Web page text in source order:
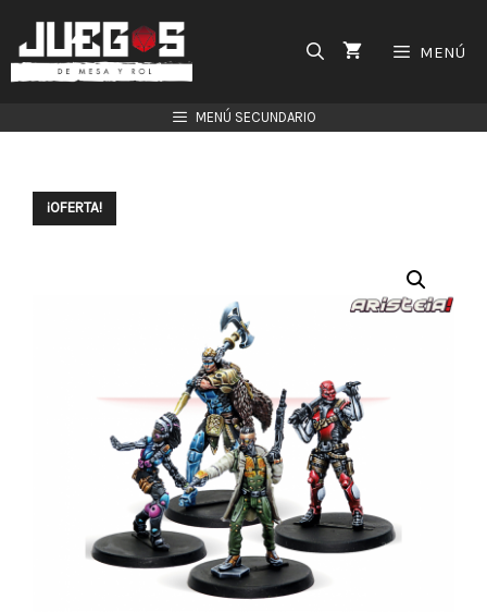
contenido
MENÚ
MENÚ SECUNDARIO
¡OFERTA!